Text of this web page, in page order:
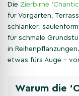
Die Zierbirne
für Vorgärten,
schlanker,
für schmale
in
etwas fürs Auge –
Warum die